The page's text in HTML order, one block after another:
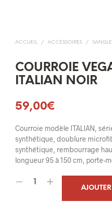
ACCUEIL / ACCESSOIRES /
COURROIE
ITALIAN NOIR
59,00€
Courroie modèle ITALIAN,
synthétique, doublure
synthétique, rembourrage
longueur 95 à 150 cm, porte-